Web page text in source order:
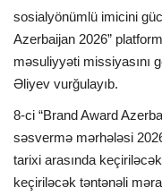
sosialyönümlü imicini
Azerbaijan 2026”
məsuliyyəti missiyasını
Əliyev vurğulayıb.
8-ci “Brand Award
səsvermə mərhələsi
tarixi arasında
keçiriləcək təntənəli